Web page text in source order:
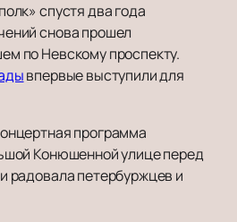
спустя два года
снова прошел
по Невскому проспекту.
впервые выступили для
программа
Конюшенной улице перед
радовала петербуржцев и